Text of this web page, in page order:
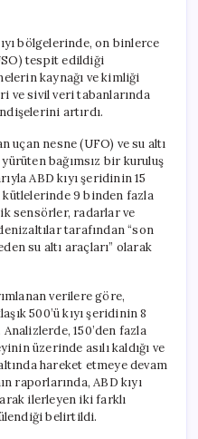
Cisimleri:
Tanımlanamayan
Nesnelerin
Sayısı
Artıyor
bölgelerinde, on binlerce
tespit edildiği
kaynağı ve kimliği
ve sivil veri tabanlarında
artırdı.
uçan nesne (UFO) ve su altı
bağımsız bir kuruluş
ABD kıyı şeridinin 15
kütlelerinde 9 binden fazla
sensörler, radarlar ve
tarafından “son
su altı araçları” olarak
verilere göre,
500’ü kıyı şeridinin 8
150’den fazla
üzerinde asılı kaldığı ve
hareket etmeye devam
raporlarında, ABD kıyı
ilerleyen iki farklı
belirtildi.